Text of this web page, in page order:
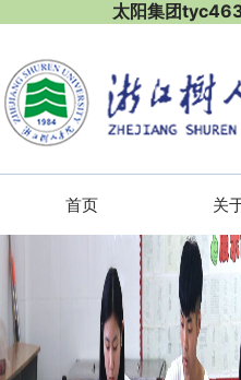
太阳集团
首页 关